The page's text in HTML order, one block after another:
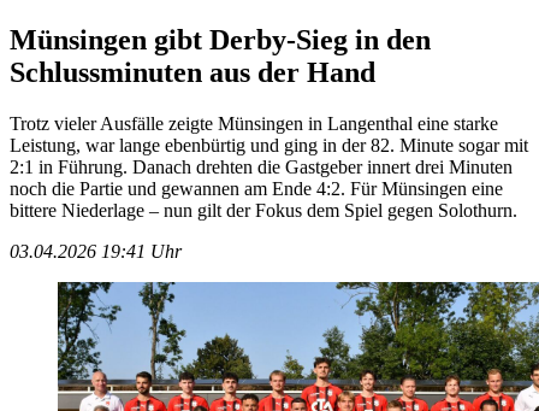
Münsingen gibt Derby-Sieg in den
Schlussminuten aus der Hand
Trotz vieler Ausfälle zeigte Münsingen in Langenthal eine starke
Leistung, war lange ebenbürtig und ging in der 82. Minute sogar mit
2:1 in Führung. Danach drehten die Gastgeber innert drei Minuten
noch die Partie und gewannen am Ende 4:2. Für Münsingen eine
bittere Niederlage – nun gilt der Fokus dem Spiel gegen Solothurn.
03.04.2026 19:41 Uhr